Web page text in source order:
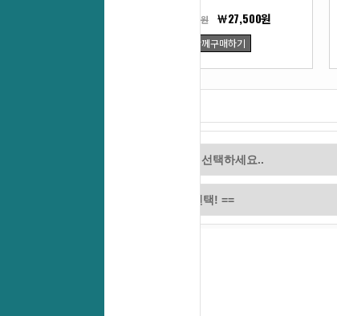
￦38,500원 ￦27,500원
함께구매하기